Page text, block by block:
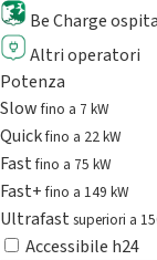
Be Charge
Altri operatori
Potenza
Slowfino a 7 kW
Quickfino a 22 kW
Fastfino a 75 kW
Fast+fino a 149 kW
Ultrafast superiori a
Accessibile h24